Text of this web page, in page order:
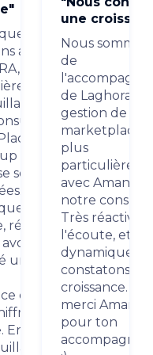
nous
avec
plus
de
sont
Très
à
réactif
une
de
Encore
une
Nous sommes
de
de Laghora
gestion de nos
marketplaces
plus
avec
notre
Très réactive,
l'écoute, et
dynamique,
constatons
croissance.
merci
pour ton